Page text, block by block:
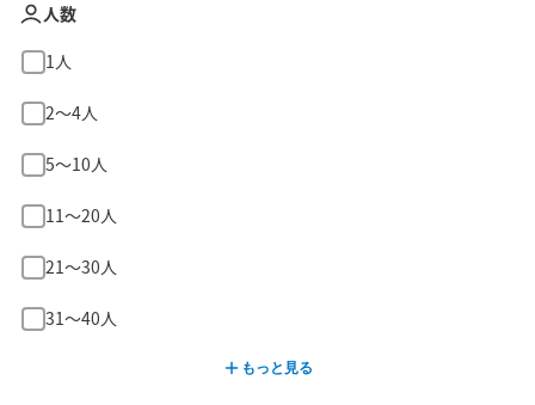
人数
1人
2〜4人
5〜10人
11〜20人
21〜30人
31〜40人
もっと見る